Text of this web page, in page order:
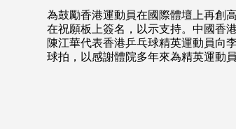
為鼓勵香港運動員在國際體壇上再創
在祝願板上簽名，以示支持。中國香
陳江華代表香港乒乓球精英運動員向
球拍，以感謝體院多年來為精英運動